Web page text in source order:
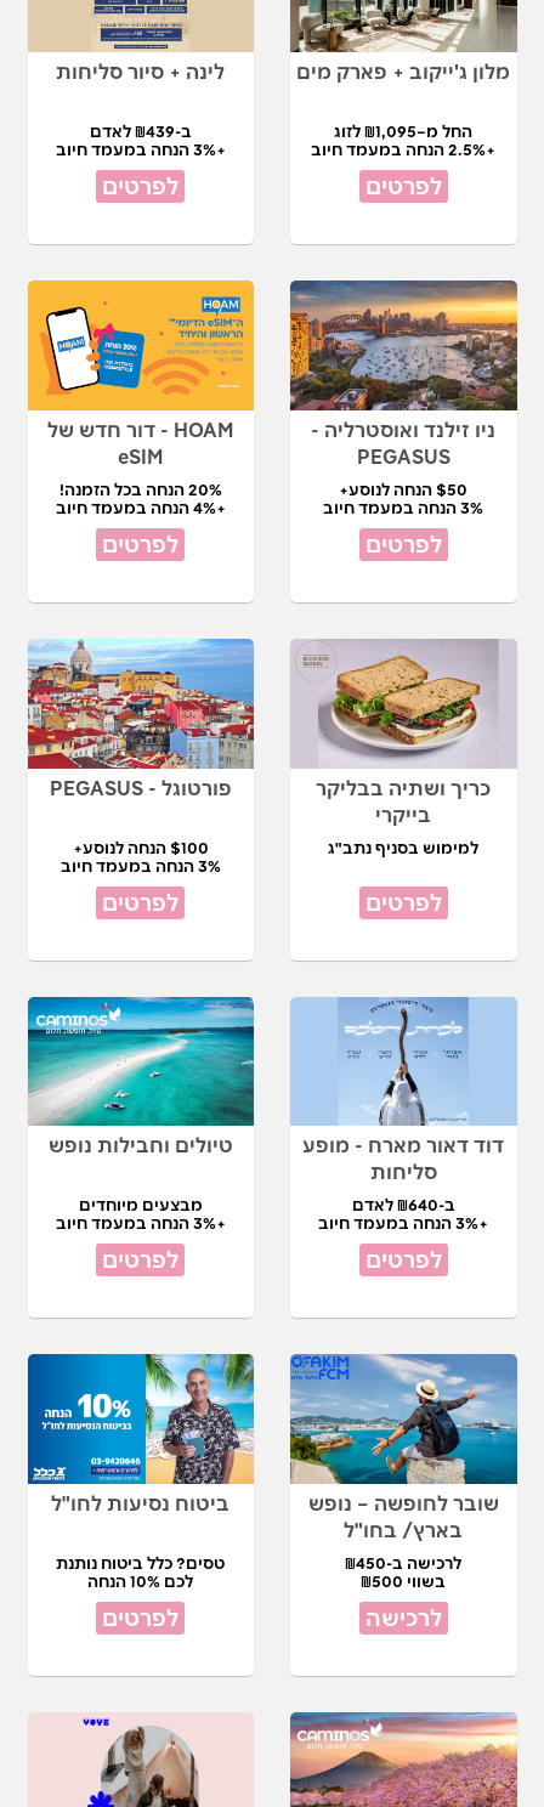
מלון ג'ייקוב + פארק מים
החל מ–₪1,095 לזוג
+2.5% הנחה במעמד חיוב
לפרטים
לינה + סיור סליחות
ב-₪439 לאדם
+3% הנחה במעמד חיוב
לפרטים
ניו זילנד ואוסטרליה -
PEGASUS
$50 הנחה לנוסע+
3% הנחה במעמד חיוב
לפרטים
HOAM - דור חדש של
eSIM
20% הנחה בכל הזמנה!
+4% הנחה במעמד חיוב
לפרטים
כריך ושתיה בבליקר
בייקרי
למימוש בסניף נתב"ג
לפרטים
פורטוגל - PEGASUS
$100 הנחה לנוסע+
3% הנחה במעמד חיוב
לפרטים
דוד דאור מארח - מופע
סליחות
ב-₪640 לאדם
+3% הנחה במעמד חיוב
לפרטים
טיולים וחבילות נופש
מבצעים מיוחדים
+3% הנחה במעמד חיוב
לפרטים
שובר לחופשה – נופש
בארץ/ בחו"ל
לרכישה ב-₪450
בשווי ₪500
לרכישה
ביטוח נסיעות לחו"ל
טסים? כלל ביטוח נותנת
לכם 10% הנחה
לפרטים